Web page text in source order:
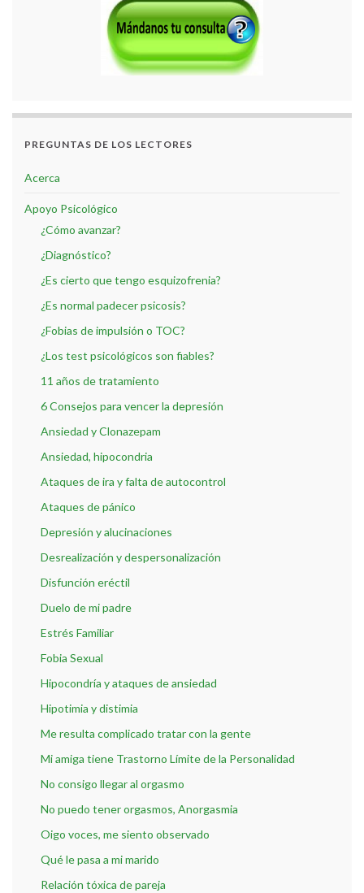
PREGUNTAS DE LOS LECTORES
Acerca
Apoyo Psicológico
¿Cómo avanzar?
¿Diagnóstico?
¿Es cierto que tengo esquizofrenia?
¿Es normal padecer psicosis?
¿Fobias de impulsión o TOC?
¿Los test psicológicos son fiables?
11 años de tratamiento
6 Consejos para vencer la depresión
Ansiedad y Clonazepam
Ansiedad, hipocondria
Ataques de ira y falta de autocontrol
Ataques de pánico
Depresión y alucinaciones
Desrealización y despersonalización
Disfunción eréctil
Duelo de mi padre
Estrés Familiar
Fobia Sexual
Hipocondría y ataques de ansiedad
Hipotimia y distimia
Me resulta complicado tratar con la gente
Mi amiga tiene Trastorno Límite de la Personalidad
No consigo llegar al orgasmo
No puedo tener orgasmos, Anorgasmia
Oigo voces, me siento observado
Qué le pasa a mi marido
Relación tóxica de pareja